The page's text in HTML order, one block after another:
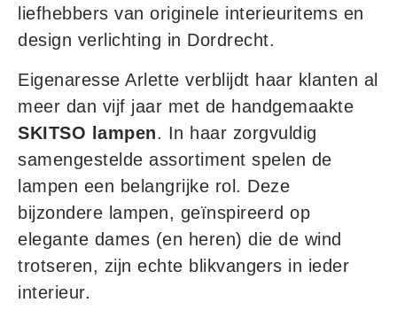
liefhebbers van originele interieuritems en
design verlichting in Dordrecht.
Eigenaresse Arlette verblijdt haar klanten al
meer dan vijf jaar met de handgemaakte
SKITSO lampen. In haar zorgvuldig
samengestelde assortiment spelen de
lampen een belangrijke rol. Deze
bijzondere lampen, geïnspireerd op
elegante dames (en heren) die de wind
trotseren, zijn echte blikvangers in ieder
interieur.